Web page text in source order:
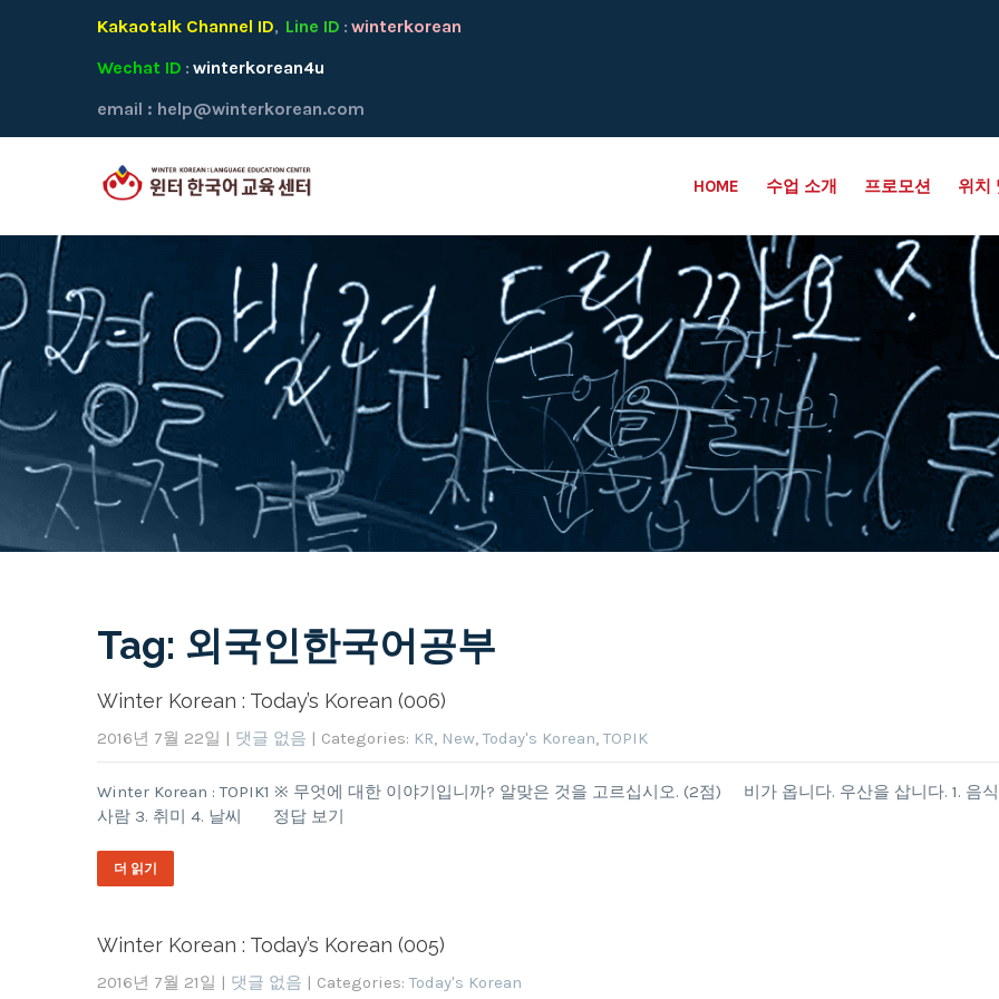
Kakaotalk Channel ID, Line ID : winterkorean
Wechat ID : winterkorean4u
email : help@winterkorean.com
HOME 수업 소개 프로모션 위치
Tag: 외국인한국어공부
Winter Korean : Today’s Korean (006)
2016년 7월 22일 | 댓글 없음 | Categories: KR, New,Today's Korean,TOPIK
Winter Korean : TOPIK1 ※ 무엇에 대한 이야기입니까? 알맞은 것을 고르십시오. (2점) 비가 옵니다. 우산을 삽니다. 1. 음
사람 3. 취미 4. 날씨 정답 보기
더 읽기
Winter Korean : Today’s Korean (005)
2016년 7월 21일 | 댓글 없음 | Categories:Today's Korean